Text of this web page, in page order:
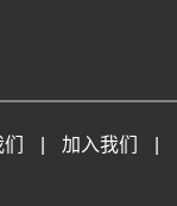
加入我们